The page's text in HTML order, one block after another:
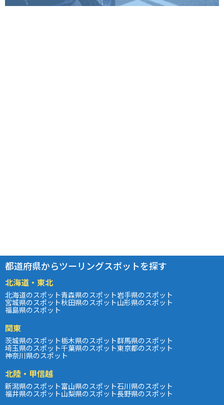
都道府県からツーリングスポットを探す
北海道・東北
北海道のスポット青森県のスポット岩手県のスポット
宮城県のスポット秋田県のスポット山形県のスポット
福島県のスポット
関東
茨城県のスポット栃木県のスポット群馬県のスポット
埼玉県のスポット千葉県のスポット東京都のスポット
神奈川県のスポット
北陸・甲信越
新潟県のスポット富山県のスポット石川県のスポット
福井県のスポット山梨県のスポット長野県のスポット